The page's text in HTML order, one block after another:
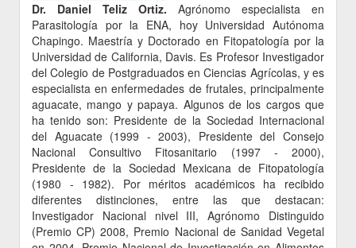
Dr. Daniel Teliz Ortiz. Agrónomo especialista en
Parasitología por la ENA, hoy Universidad Autónoma
Chapingo. Maestría y Doctorado en Fitopatología por la
Universidad de California, Davis. Es Profesor Investigador
del Colegio de Postgraduados en Ciencias Agrícolas, y es
especialista en enfermedades de frutales, principalmente
aguacate, mango y papaya. Algunos de los cargos que
ha tenido son: Presidente de la Sociedad Internacional
del Aguacate (1999 - 2003), Presidente del Consejo
Nacional Consultivo Fitosanitario (1997 - 2000),
Presidente de la Sociedad Mexicana de Fitopatología
(1980 - 1982). Por méritos académicos ha recibido
diferentes distinciones, entre las que destacan:
Investigador Nacional nivel III, Agrónomo Distinguido
(Premio CP) 2008, Premio Nacional de Sanidad Vegetal